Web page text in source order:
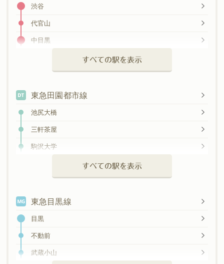
渋谷
代官山
中目黒
学芸大学
都立大学
自由が丘
田園調布
多摩川
武蔵小杉
すべての駅を表示
東急田園都市線
池尻大橋
三軒茶屋
駒沢大学
すべての駅を表示
東急目黒線
目黒
不動前
武蔵小山